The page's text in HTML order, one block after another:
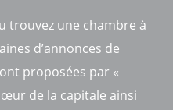
trouvez une chambre à
d’annonces de
proposées par «
de la capitale ainsi